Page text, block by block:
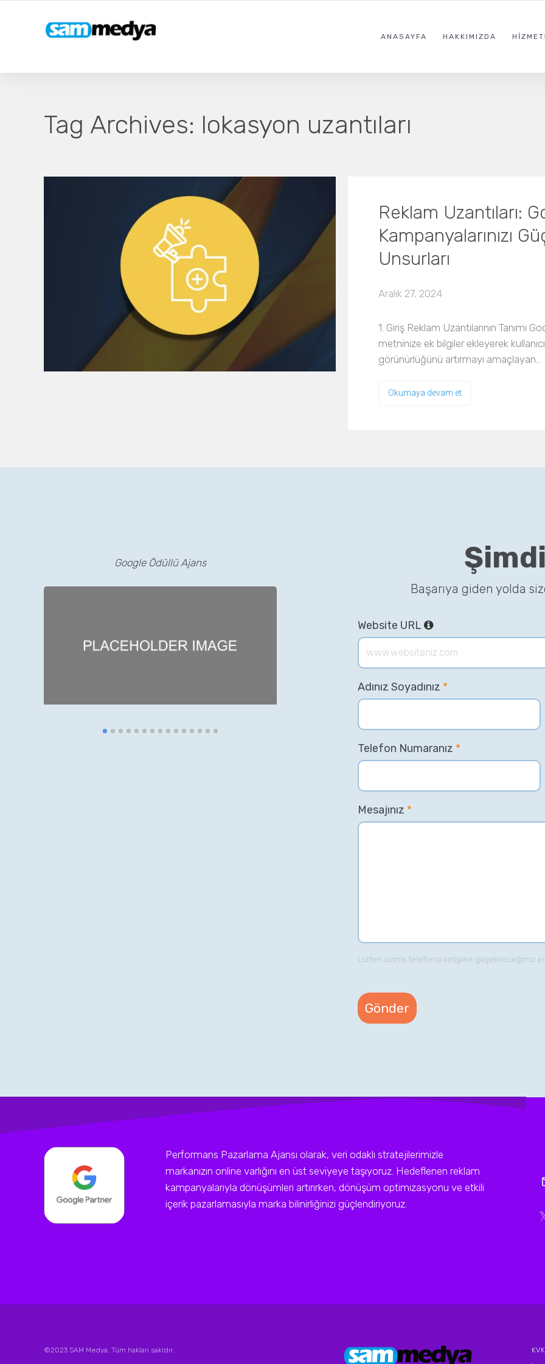
ANASAYFA HAKKIMIZDA
Tag Archives: lokasyon uzantıları
Reklam Uzantıları:
Kampanyalarınızı
Unsurları
Aralık 27, 2024
1. Giriş Reklam Uzantılarının Tanımı
metninize ek bilgiler ekleyerek
görünürlüğünü artırmayı amaçlayan…
Okumaya devam et
Google Ödüllü Ajans
Başarıya giden yolda
Website URL
Adınız Soyadınız *
Telefon Numaranız *
Mesajınız *
Lütfen sizinle telefonla iletişime geçebileceğimiz
Performans Pazarlama Ajansı olarak, veri odaklı stratejilerimizle
markanızın online varlığını en üst seviyeye taşıyoruz. Hedeflenen reklam
kampanyalarıyla dönüşümleri artırırken, dönüşüm optimizasyonu ve etkili
içerik pazarlamasıyla marka bilinirliğinizi güçlendiriyoruz.
©2023 SAM Medya. Tüm hakları sakldır.